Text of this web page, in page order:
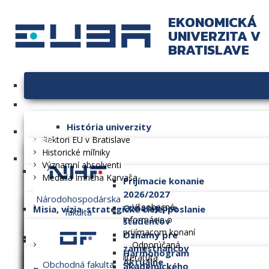
EKONOMICKÁ
UNIVERZITA V
BRATISLAVE
História univerzity
Rektori EU v Bratislave
Historické míľniky
Významní absolventi
Medaila Imricha Karvaša
Misia, vízia, strategické ciele, poslanie
Dlhodobý zámer
Fakulty
Národohospodárska
fakulta
Obchodná fakulta
Prijímacie konanie
2026/2027
Všeobecné
informácie o
prijímacom konaní
Odporúčaná
literatúra
Oznamy pre
študentov
Harmonogram
akademického
Oznamy pre
zamestnancov
Aktuálne